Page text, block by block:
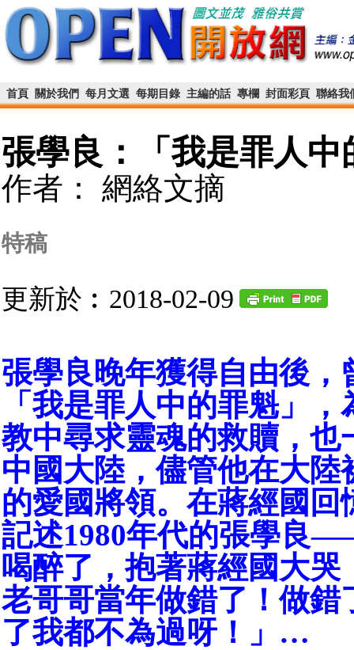
首頁 關於我們 每月文選 每期目錄 主編的話 專欄 封面彩頁 聯絡我
張學良：「我是罪人中
作者： 網絡文摘
特稿
更新於︰2018-02-09
張學良晚年獲得自由後，
「我是罪人中的罪魁」
教中尋求靈魂的救贖，也
中國大陸，儘管他在大陸
的愛國將領。在蔣經國回
記述1980年代的張學良
喝醉了，抱著蔣經國大哭
老哥哥當年做錯了！做錯
了我都不為過呀！」…